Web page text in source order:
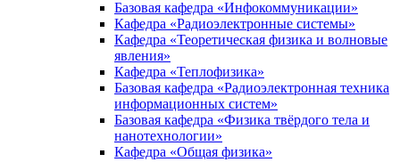
Базовая кафедра «Инфокоммуникации»
Кафедра «Радиоэлектронные системы»
Кафедра «Теоретическая физика и волновые
явления»
Кафедра «Теплофизика»
Базовая кафедра «Радиоэлектронная техника
информационных систем»
Базовая кафедра «Физика твёрдого тела и
нанотехнологии»
Кафедра «Общая физика»